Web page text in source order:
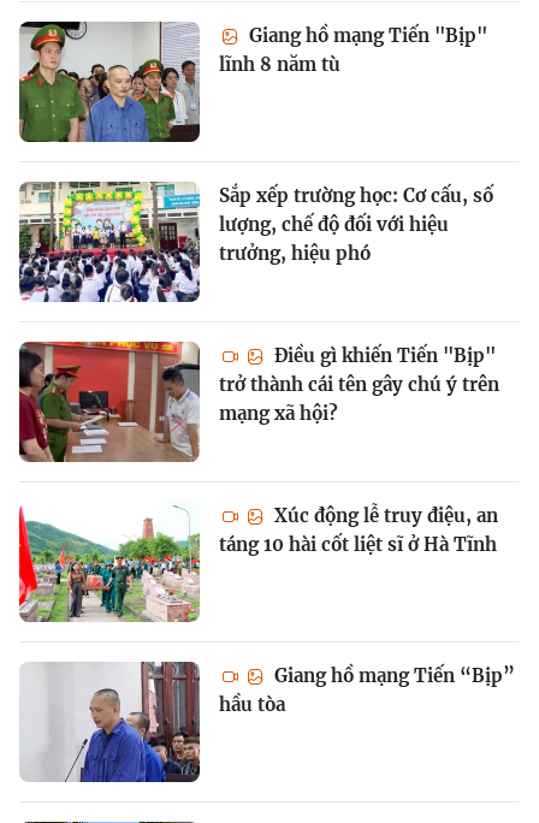
Giang hồ mạng Tiến "Bịp"
lĩnh 8 năm tù
Sắp xếp trường học: Cơ cấu, số
lượng, chế độ đối với hiệu
trưởng, hiệu phó
Điều gì khiến Tiến "Bịp"
trở thành cái tên gây chú ý trên
mạng xã hội?
Xúc động lễ truy điệu, an
táng 10 hài cốt liệt sĩ ở Hà Tĩnh
Giang hồ mạng Tiến “Bịp”
hầu tòa